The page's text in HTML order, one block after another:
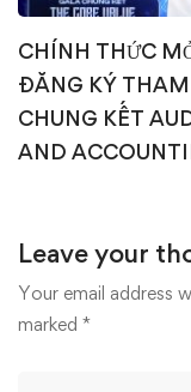
CHÍNH THỨC
ĐĂNG KÝ
CHUNG KẾT
AND
CAO NHẤT? 🎉🏆
22/04/2026
Leave your
Your email address
marked *